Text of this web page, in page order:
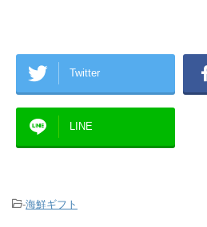
Twitter
LINE
-海鮮ギフト